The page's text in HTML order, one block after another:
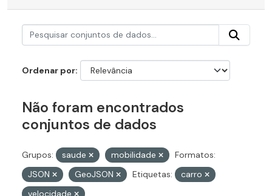
Ordenar por
Não foram encontrados
conjuntos de dados
Grupos: saude mobilidade
Formatos:
JSON
GeoJSON Etiquetas:
carro
velocidade